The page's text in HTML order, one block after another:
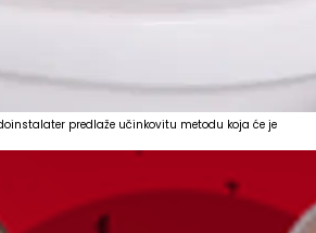
predlaže učinkovitu metodu koja će je